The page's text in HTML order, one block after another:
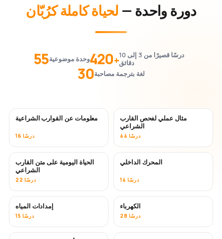
دورة واحدة — لحياة كاملة كرُبّان
55وحدة موضوعية420+درسًا قصيرًا من 3 إلى 10
دقائق
30لغة بترجمة مصاحبة
معلومات عن القوارب الشراعية
16 درسًا
مثال عملي لفحص القارب
الشراعي
44 درسًا
الحياة اليومية على متن القارب
الشراعي
22 درسًا
المحرك الداخلي
14 درسًا
إمدادات المياه
15 درسًا
الكهرباء
28 درسًا